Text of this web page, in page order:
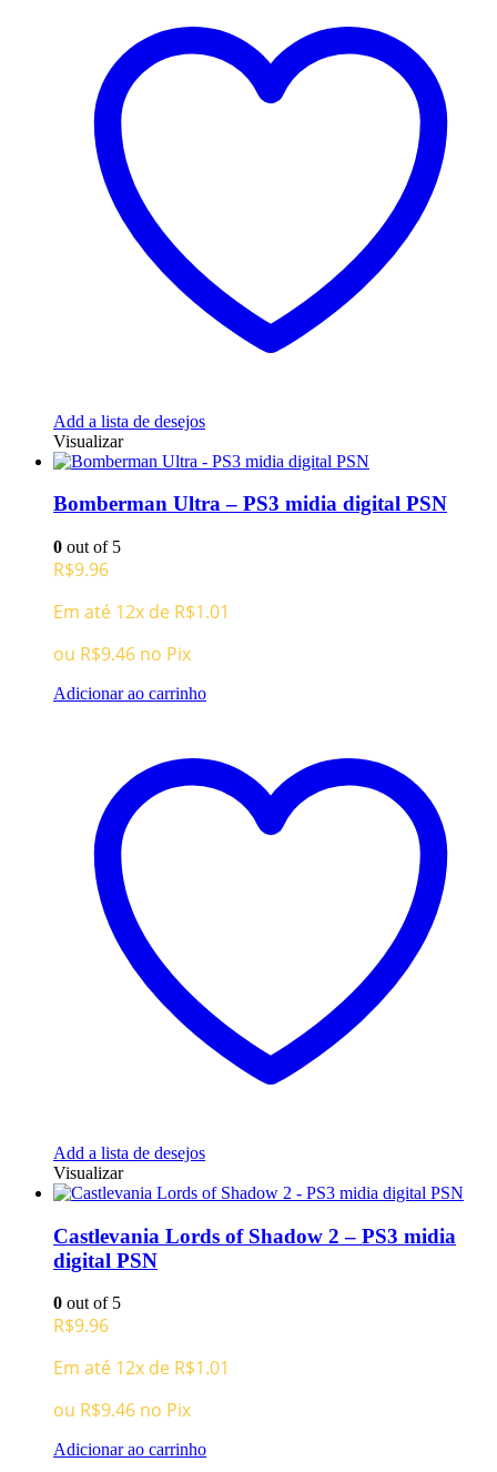
Add a lista de desejos
Visualizar
Bomberman Ultra – PS3 midia digital PSN
0 out of 5
R$9.96
Em até 12x de R$1.01
ou R$9.46 no Pix
Adicionar ao carrinho
Add a lista de desejos
Visualizar
Castlevania Lords of Shadow 2 – PS3 midia
digital PSN
0 out of 5
R$9.96
Em até 12x de R$1.01
ou R$9.46 no Pix
Adicionar ao carrinho